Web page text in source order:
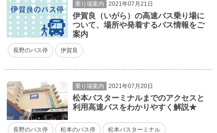
乗り場案内 2021年07月21日
伊賀良（いがら）の高速バス乗り場に
ついて、場所や発着するバス情報をご
案内
長野のバス停 伊賀良
乗り場案内 2021年07月20日
松本バスターミナルまでのアクセスと
利用高速バスをわかりやすく解説★
長野のバス停 松本のバス停 松本バスターミナル